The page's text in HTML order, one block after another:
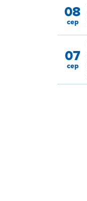
08
сер
07
сер